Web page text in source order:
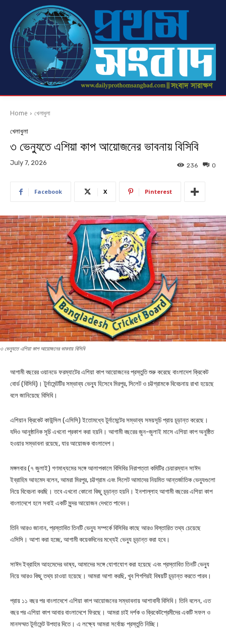
Home খেলাধুলা
খেলাধুলা
৩ ভেন্যুতে এশিয়া কাপ আয়োজনের ভাবনায় বিসিবি
July 7, 2026 0
236
Facebook X Pinterest
৩ ভেন্যুতে এশিয়া কাপ আয়োজনের ভাবনায় বিসিবি
আগামী বছরের ওয়ানডে ফরম্যাটের এশিয়া কাপ আয়োজনের প্রস্তুতি শুরু করেছে বাংলাদেশ ক্রিকেট
বোর্ড (বিসিবি)। টুর্নামেন্টটির সম্ভাব্য ভেন্যু হিসেবে মিরপুর, সিলেট ও চট্টগ্রামকে বিবেচনায় রাখা হয়েছে
বলে জানিয়েছে বিসিবি।
এশিয়ান ক্রিকেট কাউন্সিল (এসিসি) ইতোমধ্যে টুর্নামেন্টের সম্ভাব্য সময়সূচি প্রায় চূড়ান্ত করেছে।
যদিও আনুষ্ঠানিক সূচি এখনো প্রকাশ করা হয়নি। আগামী বছরের জুন-জুলাই মাসে এশিয়া কাপ অনুষ্ঠিত
হওয়ার সম্ভাবনা রয়েছে, যার আয়োজক বাংলাদেশ।
মঙ্গলবার (৭ জুলাই) গণমাধ্যমের সঙ্গে আলাপকালে বিসিবির নিরাপত্তা কমিটির চেয়ারম্যান সাঈদ
ইব্রাহিম আহমেদ বলেন, আমরা মিরপুর, চট্টগ্রাম এবং সিলেট আমাদের নিয়মিত আন্তর্জাতিক ভেন্যুগুলো
নিয়ে বিবেচনা করছি। তবে এখনো কোনো কিছু চূড়ান্ত হয়নি। ইনশাল্লাহ আগামী বছরের এশিয়া কাপ
বাংলাদেশে হলে সবাই একটি সুন্দর আয়োজন দেখতে পাবেন।
তিনি আরও জানান, প্রস্তাবিত তিনটি ভেন্যু সম্পর্কে বিসিবির কাছে আরও বিস্তারিত তথ্য চেয়েছে
এসিসি। আশা করা হচ্ছে, আগামী কয়েকদিনের মধ্যেই ভেন্যু চূড়ান্ত করা হবে।
সাঈদ ইব্রাহিম আহমেদের ভাষ্য, আমাদের সঙ্গে যোগাযোগ করা হয়েছে এবং প্রস্তাবিত তিনটি ভেন্যু
নিয়ে আরও কিছু তথ্য চাওয়া হয়েছে। আমরা আশা করছি, খুব শিগগিরই বিষয়টি চূড়ান্ত করতে পারব।
প্রায় ১১ বছর পর বাংলাদেশে এশিয়া কাপ আয়োজনের সম্ভাবনায় আশাবাদী বিসিবি। তিনি বলেন, এত
বছর পর এশিয়া কাপ আবার বাংলাদেশে ফিরছে। আমরা চাই দর্শক ও ক্রিকেটপ্রেমীদের একটি সফল ও
মানসম্মত টুর্নামেন্ট উপহার দিতে। এ লক্ষ্যে আমরা সর্বোচ্চ প্রস্তুতি নিচ্ছি।